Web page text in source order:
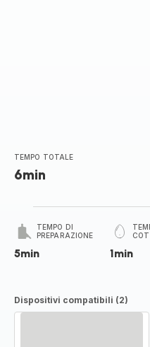
TEMPO TOTALE
6min
TEMPO DI
PREPARAZIONE
5min 1min
Dispositivi compatibili (2)